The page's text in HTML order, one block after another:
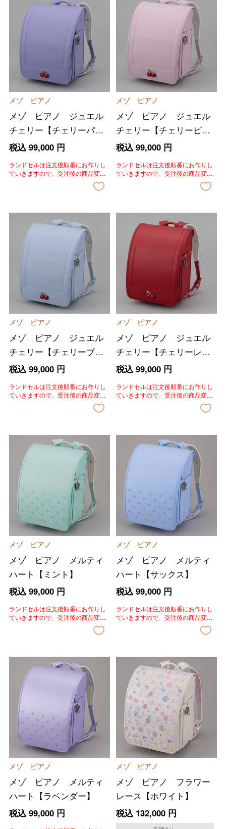
メゾ ピアノ
メゾ ピアノ ジュエル
チェリー【チェリーパー
プル】
税込 99,000円
ランドセルは注文後順番にお作りし
ていきますので、受注後の商品変
更、色変更、キャンセルはいたしか
ねます。あらかじめご了承いただき
メゾ ピアノ
メゾ ピアノ ジュエル
チェリー【チェリーピン
ク】
税込 99,000円
ランドセルは注文後順番にお作りし
ていきますので、受注後の商品変
更、色変更、キャンセルはいたしか
ねます。あらかじめご了承いただき
メゾ ピアノ
メゾ ピアノ ジュエル
チェリー【チェリーブル
ー】
税込 99,000円
ランドセルは注文後順番にお作りし
ていきますので、受注後の商品変
更、色変更、キャンセルはいたしか
ねます。あらかじめご了承いただき
メゾ ピアノ
メゾ ピアノ ジュエル
チェリー【チェリーレッ
ド】
税込 99,000円
ランドセルは注文後順番にお作りし
ていきますので、受注後の商品変
更、色変更、キャンセルはいたしか
ねます。あらかじめご了承いただき
メゾ ピアノ
メゾ ピアノ メルティ
ハート【ミント】
税込 99,000円
ランドセルは注文後順番にお作りし
ていきますので、受注後の商品変
更、色変更、キャンセルはいたしか
ねます。あらかじめご了承いただき
メゾ ピアノ
メゾ ピアノ メルティ
ハート【サックス】
税込 99,000円
ランドセルは注文後順番にお作りし
ていきますので、受注後の商品変
更、色変更、キャンセルはいたしか
ねます。あらかじめご了承いただき
メゾ ピアノ
メゾ ピアノ メルティ
ハート【ラベンダー】
税込 99,000円
メゾ ピアノ
メゾ ピアノ フラワー
レース【ホワイト】
税込 132,000円